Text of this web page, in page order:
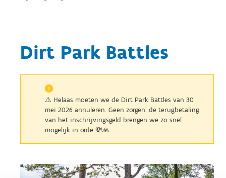
Dirt Park Battles
⚠️ Helaas moeten we de Dirt Park Battles van 30
mei 2026 annuleren. Geen zorgen: de terugbetaling
van het inschrijvingsgeld brengen we zo snel
mogelijk in orde 💸🙏